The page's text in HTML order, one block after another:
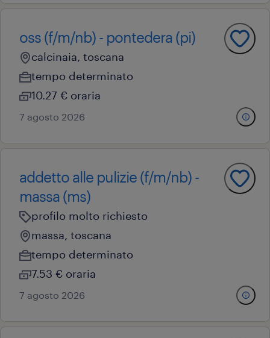
oss (f/m/nb) - pontedera (pi)
calcinaia, toscana
tempo determinato
10.27 € oraria
7 agosto 2026
addetto alle pulizie (f/m/nb) -
massa (ms)
profilo molto richiesto
massa, toscana
tempo determinato
7.53 € oraria
7 agosto 2026